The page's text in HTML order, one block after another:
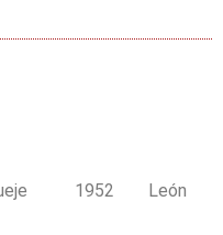
1952 León